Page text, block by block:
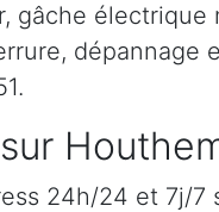
gâche
24h/24 et 7j/7